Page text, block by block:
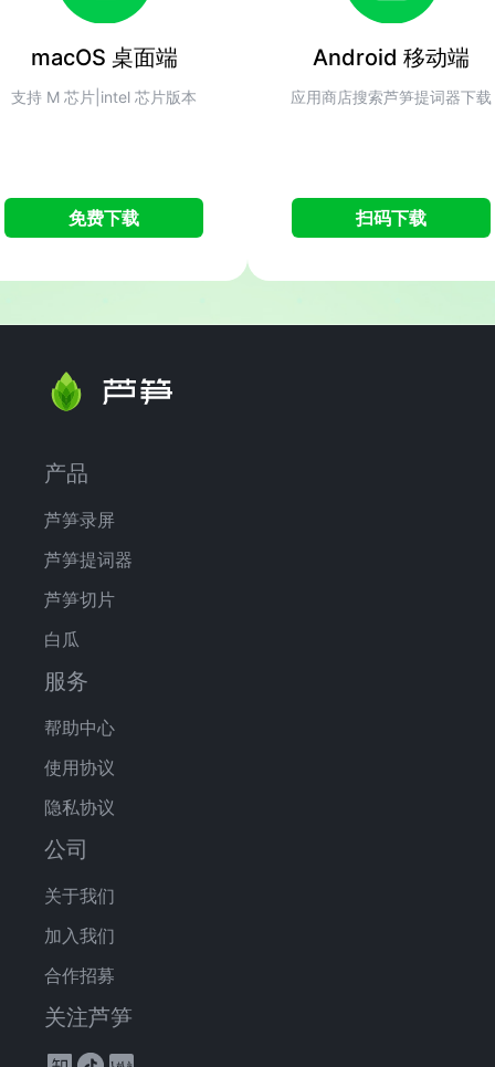
macOS 桌面端
支持 M 芯片|intel 芯片版本
免费下载
Android 移动端
应用商店搜索芦笋提词器下载
扫码下载
产品
芦笋录屏
芦笋提词器
芦笋切片
白瓜
服务
帮助中心
使用协议
隐私协议
公司
关于我们
加入我们
合作招募
关注芦笋